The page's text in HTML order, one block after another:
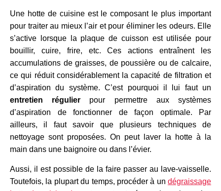
Une hotte de cuisine est le composant le plus important
pour traiter au mieux l’air et pour éliminer les odeurs. Elle
s’active lorsque la plaque de cuisson est utilisée pour
bouillir, cuire, frire, etc. Ces actions entraînent les
accumulations de graisses, de poussière ou de calcaire,
ce qui réduit considérablement la capacité de filtration et
d’aspiration du système. C’est pourquoi il lui faut un
entretien régulier pour permettre aux systèmes
d’aspiration de fonctionner de façon optimale. Par
ailleurs, il faut savoir que plusieurs techniques de
nettoyage sont proposées. On peut laver la hotte à la
main dans une baignoire ou dans l’évier.
Aussi, il est possible de la faire passer au lave-vaisselle.
Toutefois, la plupart du temps, procéder à un dégraissage